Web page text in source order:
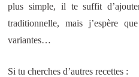
plus simple, il te suffit
traditionnelle, mais j’espère
variantes…
Si tu cherches d’autres recettes :